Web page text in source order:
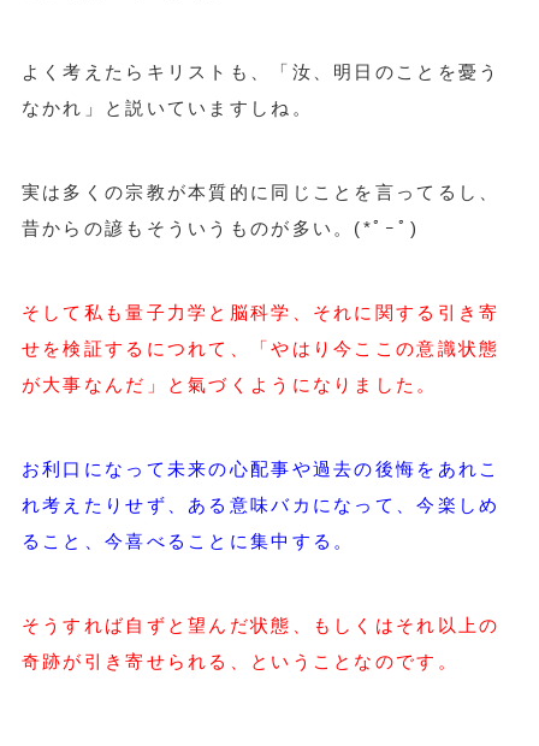
よく考えたらキリストも、「汝、明日のことを憂う
なかれ」と説いていますしね。
実は多くの宗教が本質的に同じことを言ってるし、
昔からの諺もそういうものが多い。(*ﾟｰﾟ)ゞ
そして私も量子力学と脳科学、それに関する引き寄
せを検証するにつれて、「やはり今ここの意識状態
が大事なんだ」と氣づくようになりました。
お利口になって未来の心配事や過去の後悔をあれこ
れ考えたりせず、ある意味バカになって、今楽しめ
ること、今喜べることに集中する。
そうすれば自ずと望んだ状態、もしくはそれ以上の
奇跡が引き寄せられる、ということなのです。